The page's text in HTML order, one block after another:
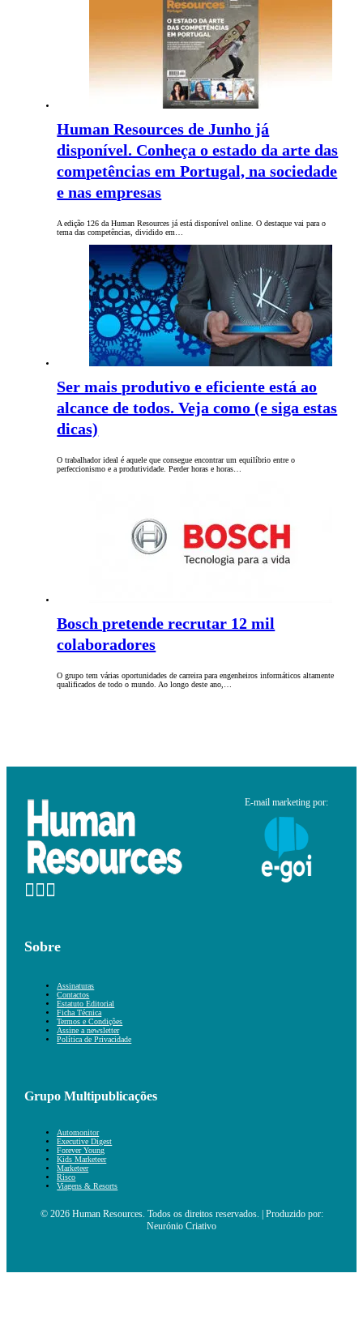
Human Resources de Junho já
disponível. Conheça o estado da arte das
competências em Portugal, na sociedade
e nas empresas
A edição 126 da Human Resources já está disponível online. O destaque vai para o
tema das competências, dividido em…
Ser mais produtivo e eficiente está ao
alcance de todos. Veja como (e siga estas
dicas)
O trabalhador ideal é aquele que consegue encontrar um equilíbrio entre o
perfeccionismo e a produtividade. Perder horas e horas…
Bosch pretende recrutar 12 mil
colaboradores
O grupo tem várias oportunidades de carreira para engenheiros informáticos altamente
qualificados de todo o mundo. Ao longo deste ano,…
E-mail marketing por:
Sobre
Assinaturas
Contactos
Estatuto Editorial
Ficha Técnica
Termos e Condições
Assine a newsletter
Política de Privacidade
Grupo Multipublicações
Automonitor
Executive Digest
Forever Young
Kids Marketeer
Marketeer
Risco
Viagens & Resorts
© 2026 Human Resources. Todos os direitos reservados. | Produzido por:
Neurónio Criativo